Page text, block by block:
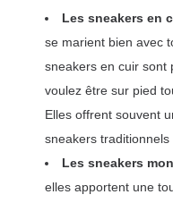
Les sneakers en
se marient bien avec
sneakers en cuir sont
voulez être sur pied
Elles offrent souvent
sneakers traditionnels
Les sneakers
elles apportent une